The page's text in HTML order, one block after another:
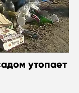
утопает